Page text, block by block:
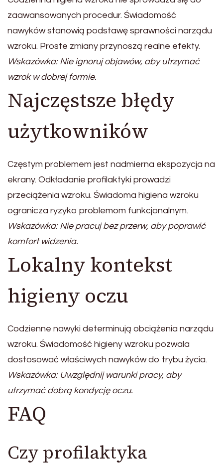
zaawansowanych procedur. Świadomość
nawyków stanowią podstawę sprawności narządu
wzroku. Proste zmiany przynoszą realne efekty.
Wskazówka: Nie ignoruj objawów, aby utrzymać
wzrok w dobrej formie.
Najczęstsze błędy
użytkowników
Częstym problemem jest nadmierna ekspozycja na
ekrany. Odkładanie profilaktyki prowadzi
przeciążenia wzroku. Świadoma higiena wzroku
ogranicza ryzyko problemom funkcjonalnym.
Wskazówka: Nie pracuj bez przerw, aby poprawić
komfort widzenia.
Lokalny kontekst
higieny oczu
Codzienne nawyki determinują obciążenia narządu
wzroku. Świadomość higieny wzroku pozwala
dostosować właściwych nawyków do trybu życia.
Wskazówka: Uwzględnij warunki pracy, aby
utrzymać dobrą kondycję oczu.
FAQ
Czy profilaktyka